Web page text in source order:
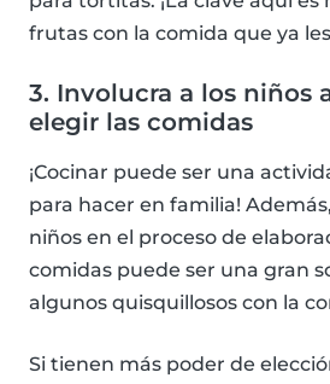
frutas con la comida que ya
3. Involucra a los niños
elegir las comidas
¡Cocinar puede ser una
para hacer en familia!
niños en el proceso de
comidas puede ser una gran
algunos quisquillosos con la
Si tienen más poder de